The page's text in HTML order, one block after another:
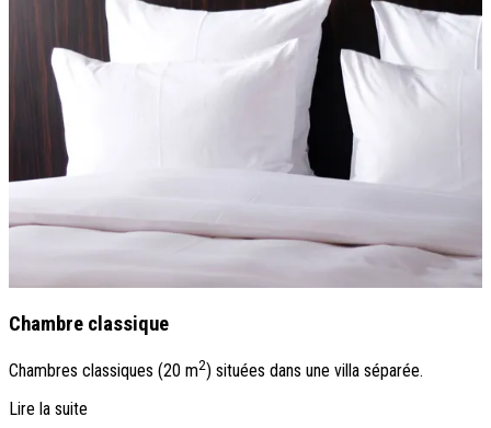
Chambre classique
Chambres classiques (20 m2) situées dans une villa séparée.
Lire la suite